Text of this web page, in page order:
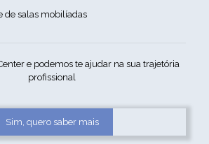
de salas mobilíadas
e podemos te ajudar na sua trajetória
profissional
Sim, quero saber mais